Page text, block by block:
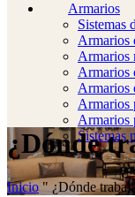
Armarios
Sistemas
Armarios
Armarios
Armarios
Armarios
Armarios
Armarios
Sistemas
¿Dónde
Inicio"¿Dónde